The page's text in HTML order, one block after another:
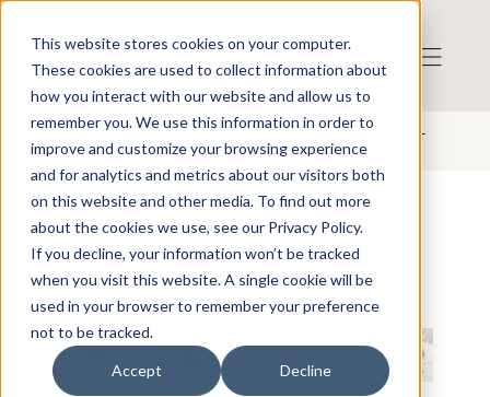
This website stores cookies on your computer.
These cookies are used to collect information about
how you interact with our website and allow us to
remember you. We use this information in order to
improve and customize your browsing experience
and for analytics and metrics about our visitors both
on this website and other media. To find out more
about the cookies we use, see our Privacy Policy.
If you decline, your information won’t be tracked
when you visit this website. A single cookie will be
used in your browser to remember your preference
not to be tracked.
Accept Decline
ÖKAD SYNLIGHET
Spotlights
disciplinnämnd